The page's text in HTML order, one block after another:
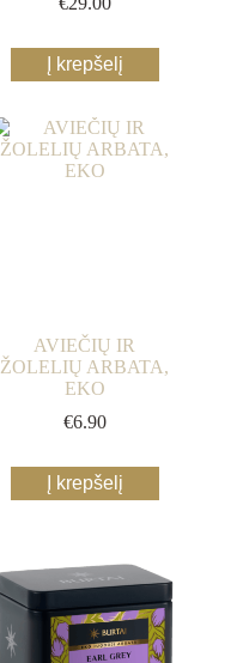
Į krepšelį
AVIEČIŲ IR
ŽOLELIŲ ARBATA,
EKO
€6.90
Į krepšelį